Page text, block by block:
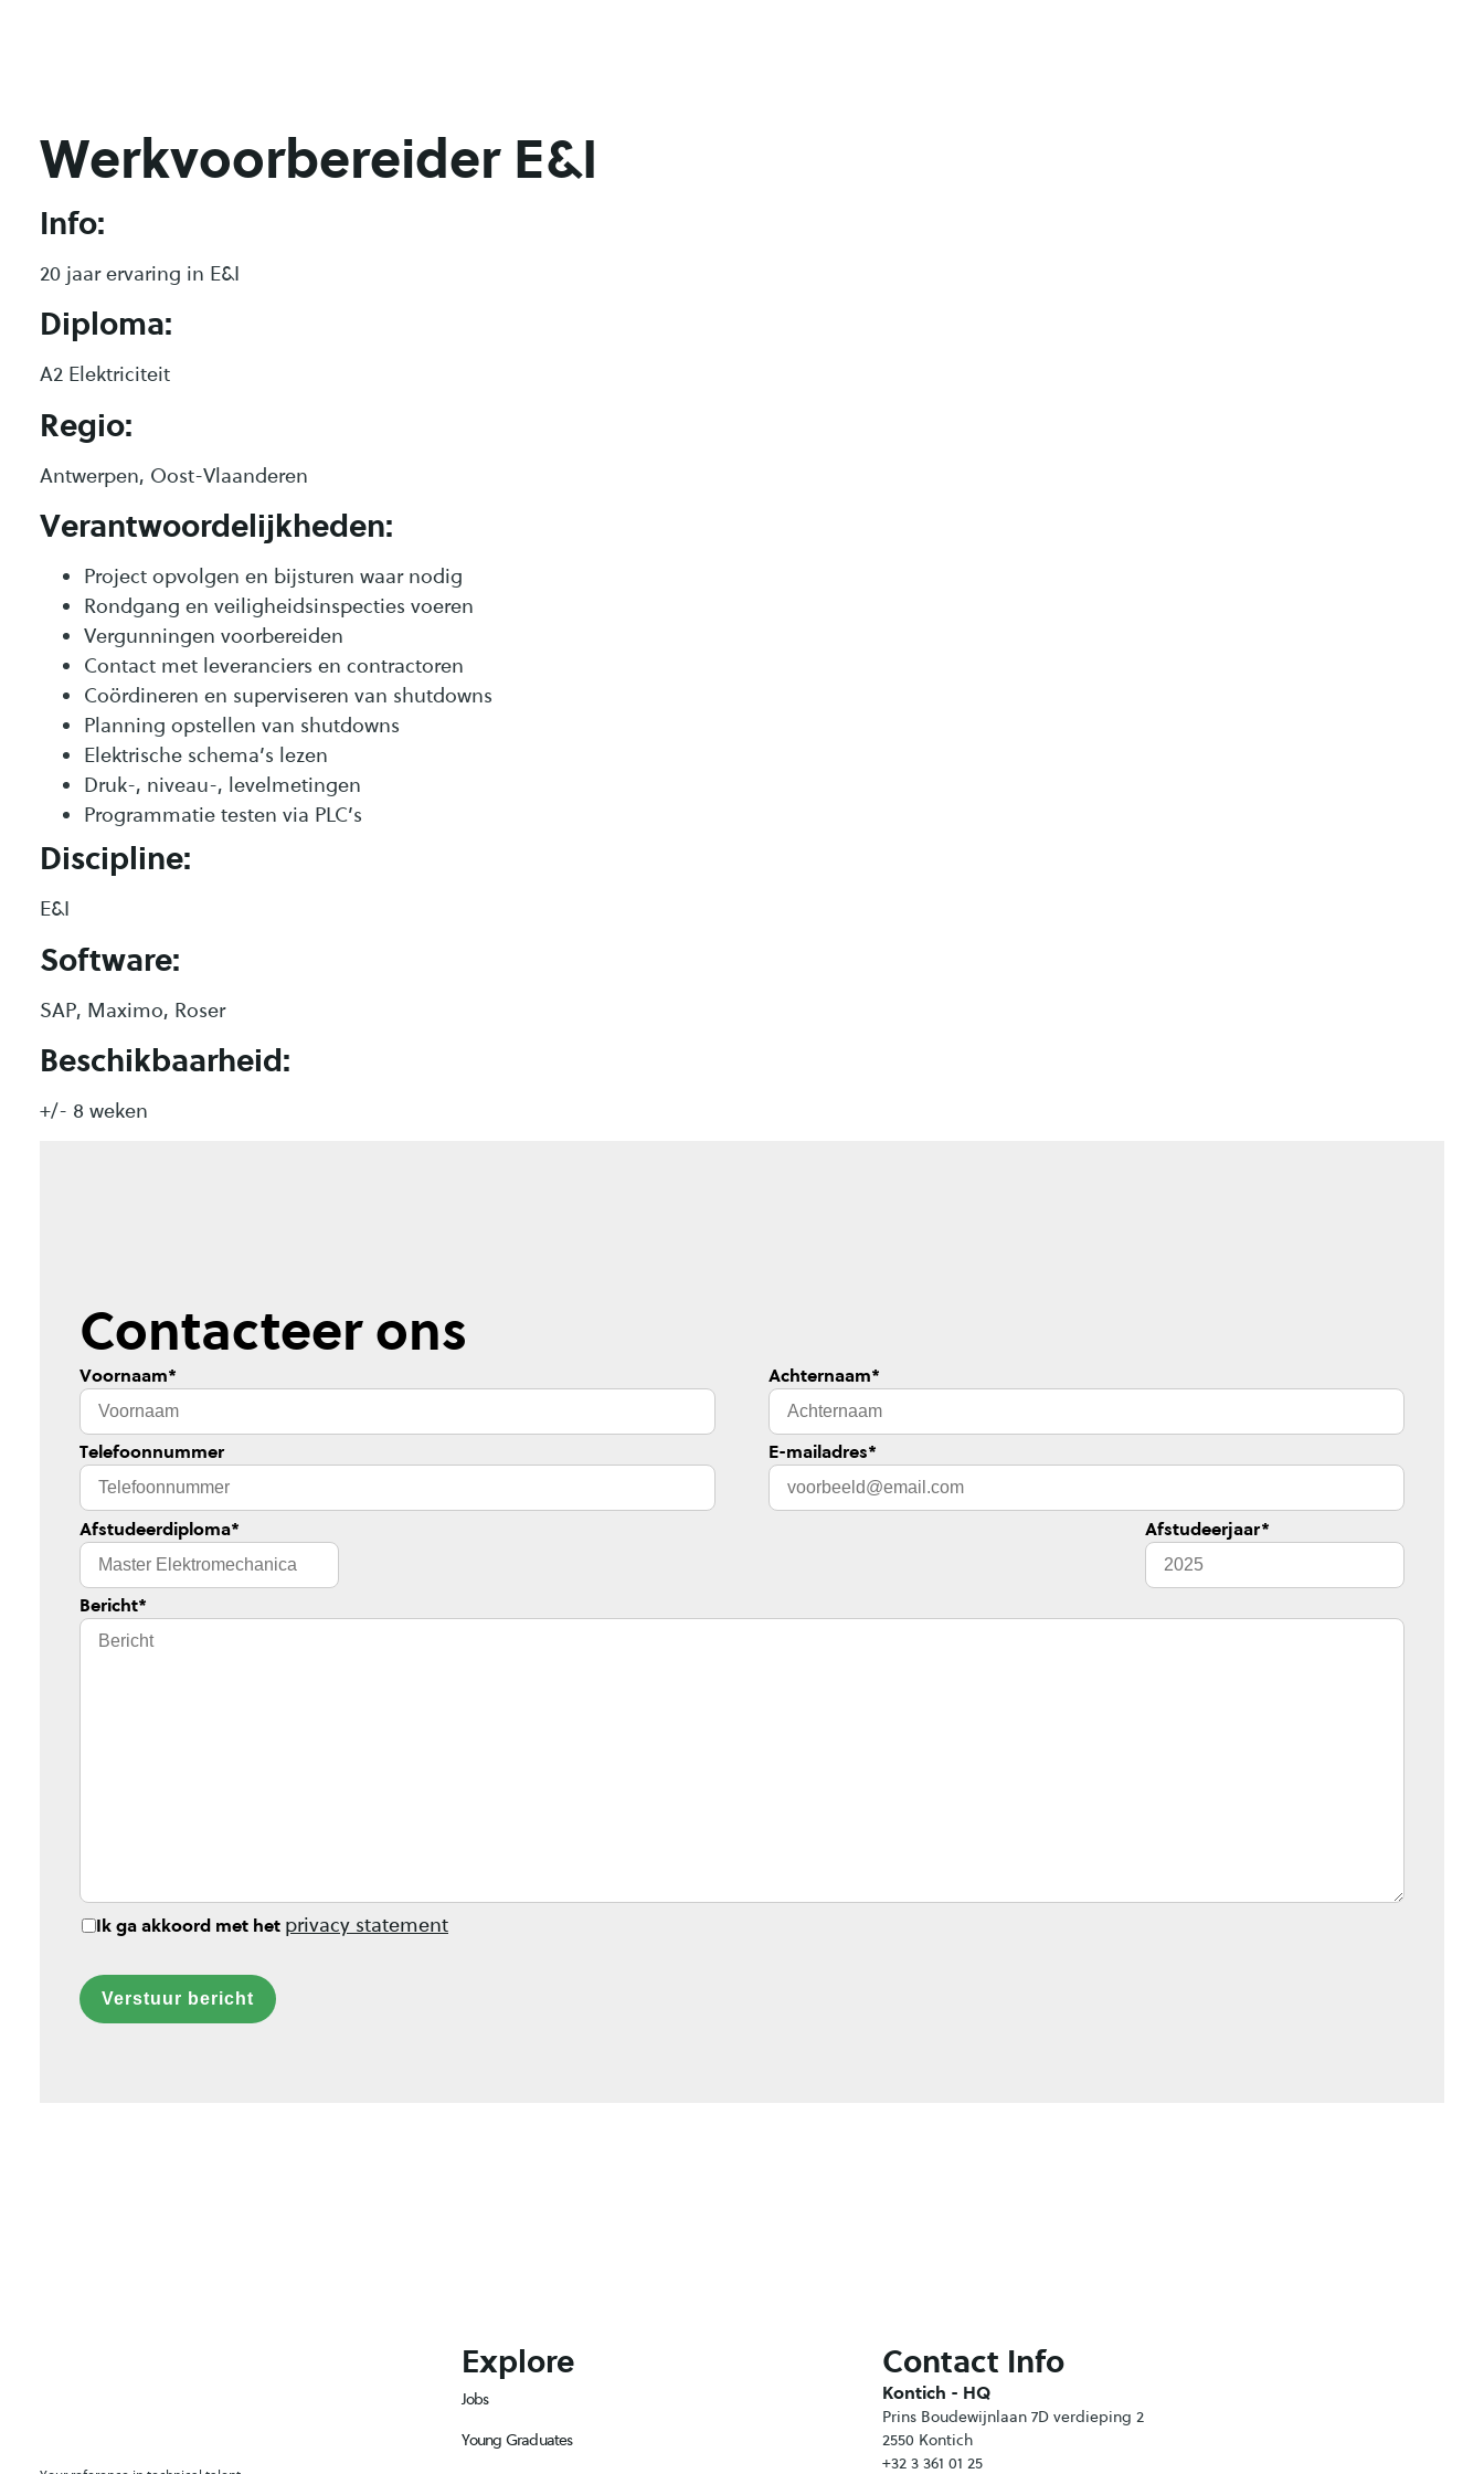
Werkvoorbereider E&I
Info:
20 jaar ervaring in E&I
Diploma:
A2 Elektriciteit
Regio:
Antwerpen, Oost-Vlaanderen
Verantwoordelijkheden:
Project opvolgen en bijsturen waar nodig
Rondgang en veiligheidsinspecties voeren
Vergunningen voorbereiden
Contact met leveranciers en contractoren
Coördineren en superviseren van shutdowns
Planning opstellen van shutdowns
Elektrische schema’s lezen
Druk-, niveau-, levelmetingen
Programmatie testen via PLC’s
Discipline:
E&I
Software:
SAP, Maximo, Roser
Beschikbaarheid:
+/- 8 weken
Contacteer ons
Voornaam* Achternaam*
Telefoonnummer E-mailadres*
Afstudeerdiploma* Afstudeerjaar*
Bericht*
Ik ga akkoord met het privacy statement
Verstuur bericht
Explore
Jobs
Young Graduates
Contact Info
Kontich - HQ
Prins Boudewijnlaan 7D verdieping 2
2550 Kontich
+32 3 361 01 25